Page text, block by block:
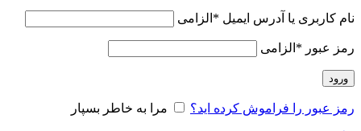
نام کاربری یا آدرس ایمیل * الزامی
رمز عبور * الزامی
ورود
رمز عبور را فراموش کرده اید؟ مرا به خاطر بسپار